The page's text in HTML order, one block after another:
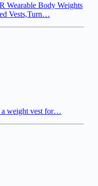
Body Weights
Vests,Turn…
a weight vest for…